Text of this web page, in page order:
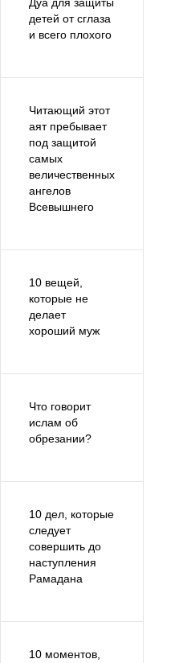
детей от сглаза
и всего плохого
Читающий этот
аят пребывает
под защитой
самых
величественных
ангелов
Всевышнего
10 вещей,
которые не
делает
хороший муж
Что говорит
ислам об
обрезании?
10 дел, которые
следует
совершить до
наступления
Рамадана
10 моментов,